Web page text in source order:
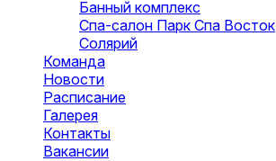
Банный комплекс
Спа-салон Парк Спа Восток
Солярий
Команда
Новости
Расписание
Галерея
Контакты
Вакансии